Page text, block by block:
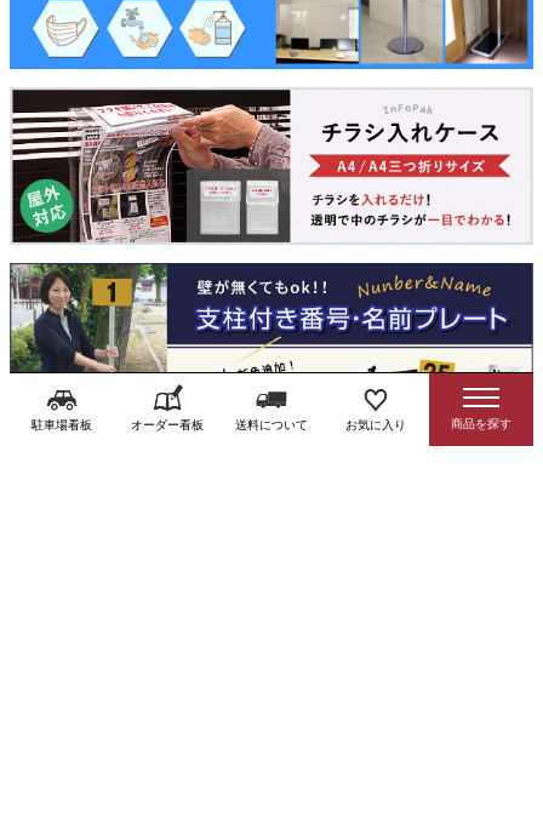
駐車場看板 オーダー看板 送料について お気に入り